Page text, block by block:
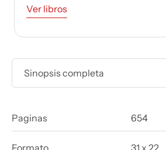
Ver libros
Sinopsis completa
Paginas 654
Formato 31 x 22